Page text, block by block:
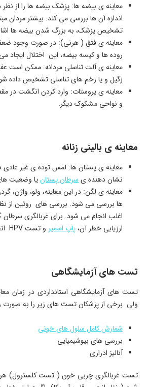
معاینه ی بیضه ها: پزشک بیضه ها را از نظر
اندازه آن ها بررسی می کند. بیشتر مردان
تشخیص پزشک، به بزرگ شدن بیضه ها
معاینه ی فتق ( هرنی): در صورت وجود
روده ها و کیسه بیضه، این اختلال ایجاد
معاینه ی آلت تناسلی مردانه: ممکن
زگیل و یا زخم های تناسلی تشخیص داده
معاینه ی پروستات: وارد کردن انگشت در
و نواحی مشکوک دیگر.
معاینه ی بالینی زنانه
معاینه ی پستان ها: لمس توده ی غیر
نشان دهنده یسرطان پستانیا وضعیت
معاینه ی لگن: در این معاینه، ولو، واژن،
ها بررسی می شود. بررسی های روتین از
اغلب انجام می شود. برای غربالگری
ارزیابی خطر آن،پاپ اسمیر و تست HPV انجام می شود.
تست های آزمایشگاهی
تست های آزمایشگاهی استانداردی در زمان
ولی برخی از پزشکان تست های زیر را به صورت
شمارش کامل سلول های خونی
بررسی های بیوشیمیایی
آنالیز ادراری